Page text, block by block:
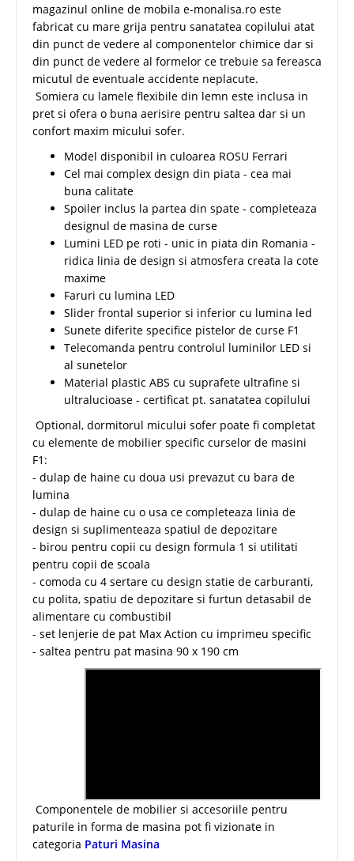
magazinul online de mobila e-monalisa.ro este
fabricat cu mare grija pentru sanatatea copilului atat
din punct de vedere al componentelor chimice dar si
din punct de vedere al formelor ce trebuie sa fereasca
micutul de eventuale accidente neplacute.
Somiera cu lamele flexibile din lemn este inclusa in
pret si ofera o buna aerisire pentru saltea dar si un
confort maxim micului sofer.
Model disponibil in culoarea ROSU Ferrari
Cel mai complex design din piata - cea mai
buna calitate
Spoiler inclus la partea din spate - completeaza
designul de masina de curse
Lumini LED pe roti - unic in piata din Romania -
ridica linia de design si atmosfera creata la cote
maxime
Faruri cu lumina LED
Slider frontal superior si inferior cu lumina led
Sunete diferite specifice pistelor de curse F1
Telecomanda pentru controlul luminilor LED si
al sunetelor
Material plastic ABS cu suprafete ultrafine si
ultralucioase - certificat pt. sanatatea copilului
Optional, dormitorul micului sofer poate fi completat
cu elemente de mobilier specific curselor de masini
F1:
- dulap de haine cu doua usi prevazut cu bara de
lumina
- dulap de haine cu o usa ce completeaza linia de
design si suplimenteaza spatiul de depozitare
- birou pentru copii cu design formula 1 si utilitati
pentru copii de scoala
- comoda cu 4 sertare cu design statie de carburanti,
cu polita, spatiu de depozitare si furtun detasabil de
alimentare cu combustibil
- set lenjerie de pat Max Action cu imprimeu specific
- saltea pentru pat masina 90 x 190 cm
Componentele de mobilier si accesoriile pentru
paturile in forma de masina pot fi vizionate in
categoria Paturi Masina